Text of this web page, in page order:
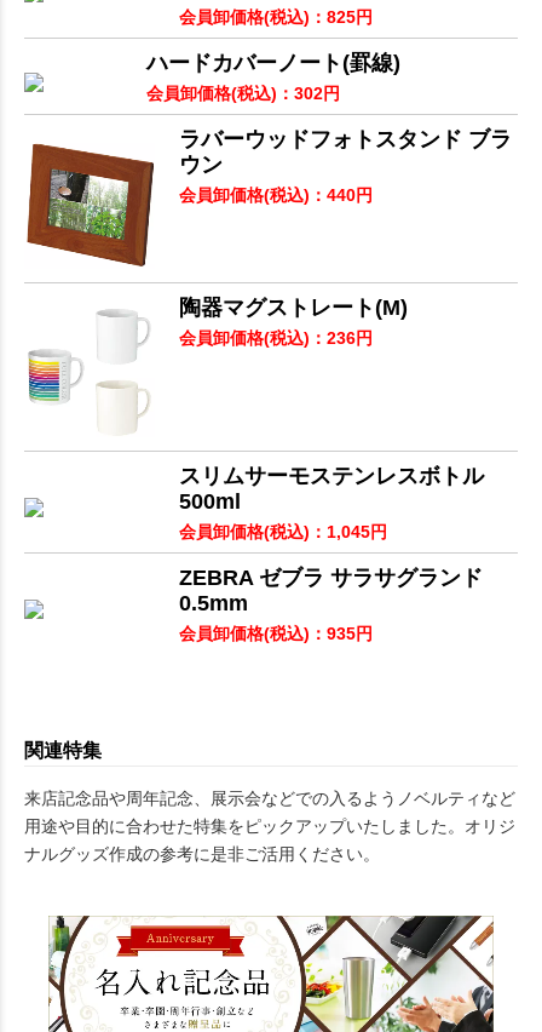
会員卸価格(税込) ： 825円
ハードカバーノート(罫線)
会員卸価格(税込) ： 302円
ラバーウッドフォトスタンド ブラ
ウン
会員卸価格(税込) ： 440円
陶器マグストレート(M)
会員卸価格(税込) ： 236円
スリムサーモステンレスボトル
500ml
会員卸価格(税込) ： 1,045円
ZEBRA ゼブラ サラサグランド
0.5mm
会員卸価格(税込) ： 935円
関連特集
来店記念品や周年記念、展示会などでの入るようノベルティなど
用途や目的に合わせた特集をピックアップいたしました。オリジ
ナルグッズ作成の参考に是非ご活用ください。